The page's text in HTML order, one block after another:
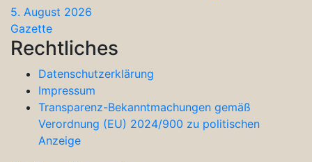
5. August 2026
Gazette
Rechtliches
Datenschutzerklärung
Impressum
Transparenz-Bekanntmachungen gemäß
Verordnung (EU) 2024/900 zu politischen
Anzeige